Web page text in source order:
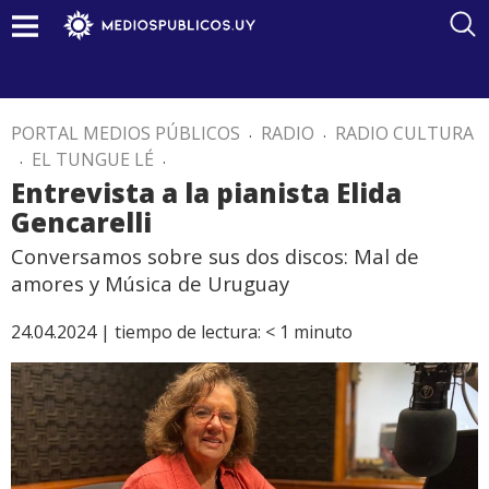
PORTAL MEDIOS PÚBLICOS . RADIO . RADIO CULTURA
. EL TUNGUE LÉ .
Entrevista a la pianista Elida
Gencarelli
Conversamos sobre sus dos discos: Mal de
amores y Música de Uruguay
24.04.2024 | tiempo de lectura: < 1 minuto